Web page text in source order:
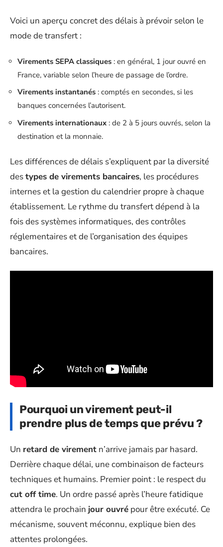
Voici un aperçu concret des délais à prévoir selon le
mode de transfert :
Virements SEPA classiques : en général, 1 jour ouvré en
France, variable selon l’heure de passage de l’ordre.
Virements instantanés : comptés en secondes, si les
banques concernées l’autorisent.
Virements internationaux : de 2 à 5 jours ouvrés, selon la
destination et la monnaie.
Les différences de délais s’expliquent par la diversité
destypes de virements bancaires, les procédures
internes et la gestion du calendrier propre à chaque
établissement. Le rythme du transfert dépend à la
fois des systèmes informatiques, des contrôles
réglementaires et de l’organisation des équipes
bancaires.
Pourquoi un virement peut-il
prendre plus de temps que prévu ?
Un retard de virement n’arrive jamais par hasard.
Derrière chaque délai, une combinaison de facteurs
techniques et humains. Premier point : le respect du
cut off time. Un ordre passé après l’heure fatidique
attendra le prochain jour ouvré pour être exécuté. Ce
mécanisme, souvent méconnu, explique bien des
attentes prolongées.